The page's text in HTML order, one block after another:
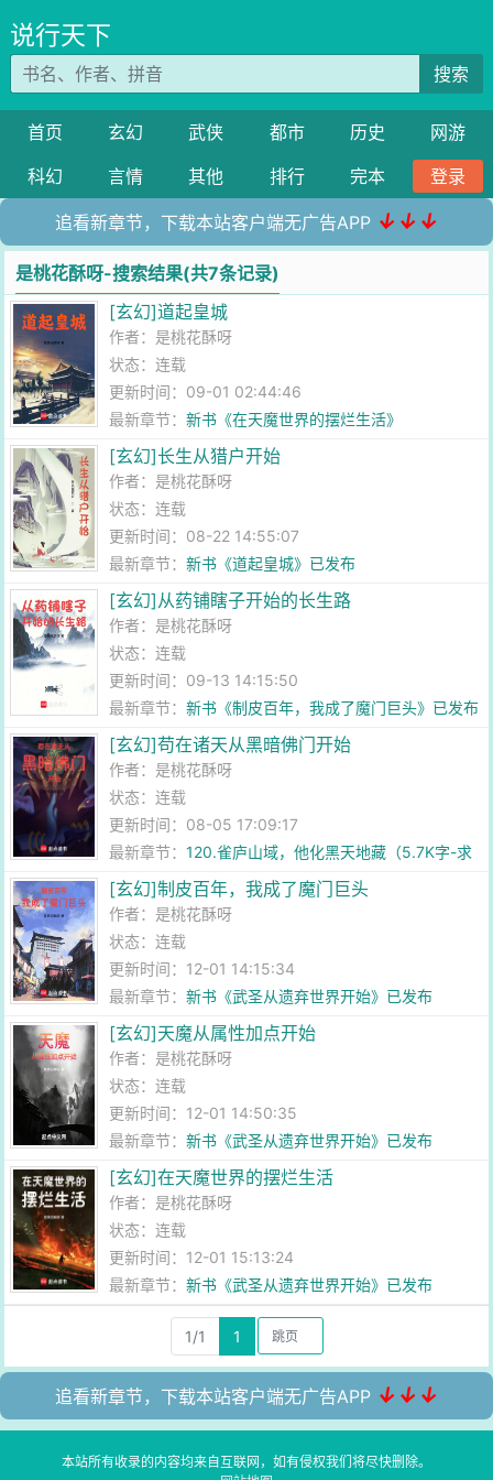
说行天下
搜索
首页 玄幻 武侠 都市 历史
网游
科幻
言情 其他 排行 完本 登录
追看新章节，下载本站客户端无广告APP ↓↓↓
是桃花酥呀-搜索结果(共7条记录)
[玄幻]道起皇城
作者： 是桃花酥呀
状态：连载
更新时间：09-01 02:44:46
最新章节：新书《在天魔世界的摆烂生活》
[玄幻]长生从猎户开始
作者： 是桃花酥呀
状态：连载
更新时间：08-22 14:55:07
最新章节：新书《道起皇城》已发布
[玄幻]从药铺瞎子开始的长生路
作者： 是桃花酥呀
状态：连载
更新时间：09-13 14:15:50
最新章节：新书《制皮百年，我成了魔门巨头》已发布
[玄幻]苟在诸天从黑暗佛门开始
作者： 是桃花酥呀
状态：连载
更新时间：08-05 17:09:17
最新章节：120.雀庐山域，他化黑天地藏（5.7K字-求
订阅）
[玄幻]制皮百年，我成了魔门巨头
作者： 是桃花酥呀
状态：连载
更新时间：12-01 14:15:34
最新章节：新书《武圣从遗弃世界开始》已发布
[玄幻]天魔从属性加点开始
作者： 是桃花酥呀
状态：连载
更新时间：12-01 14:50:35
最新章节：新书《武圣从遗弃世界开始》已发布
[玄幻]在天魔世界的摆烂生活
作者： 是桃花酥呀
状态：连载
更新时间：12-01 15:13:24
最新章节：新书《武圣从遗弃世界开始》已发布
1/1 1
追看新章节，下载本站客户端无广告APP ↓↓↓
本站所有收录的内容均来自互联网，如有侵权我们将尽快删除。